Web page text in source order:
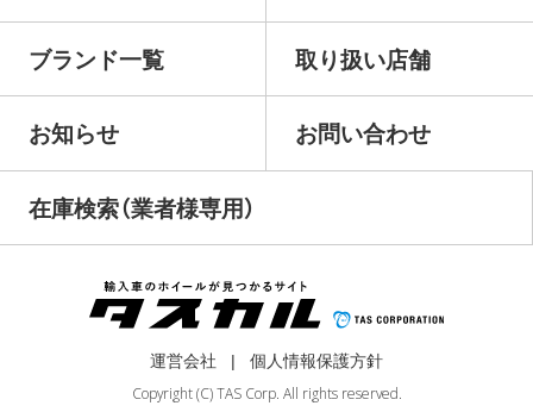
ブランド一覧 取り扱い店舗
お知らせ お問い合わせ
在庫検索（業者様専用）
運営会社
個人情報保護方針
Copyright (C) TAS Corp. All rights reserved.